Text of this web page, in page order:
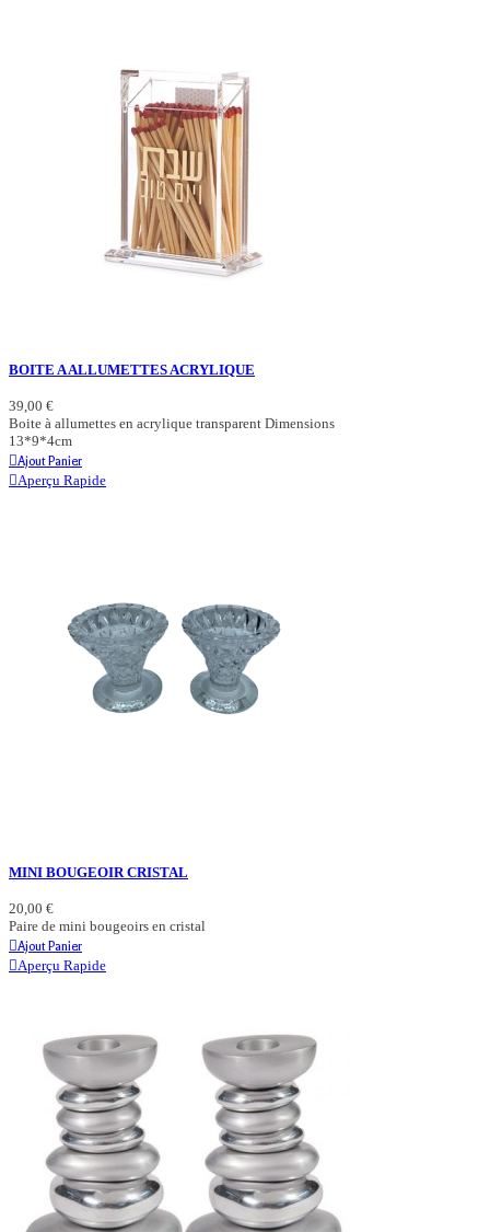
BOITE A ALLUMETTES ACRYLIQUE
39,00 €
Boite à allumettes en acrylique transparent Dimensions
13*9*4cm
Ajout Panier
Aperçu Rapide
MINI BOUGEOIR CRISTAL
20,00 €
Paire de mini bougeoirs en cristal
Ajout Panier
Aperçu Rapide